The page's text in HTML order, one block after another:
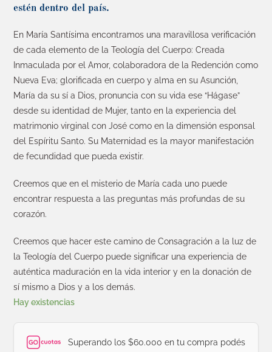
estén dentro del país.
En María Santísima encontramos una maravillosa verificación
de cada elemento de la Teología del Cuerpo: Creada
Inmaculada por el Amor, colaboradora de la Redención como
Nueva Eva; glorificada en cuerpo y alma en su Asunción,
María da su sí a Dios, pronuncia con su vida ese “Hágase”
desde su identidad de Mujer, tanto en la experiencia del
matrimonio virginal con José como en la dimensión esponsal
del Espíritu Santo. Su Maternidad es la mayor manifestación
de fecundidad que pueda existir.
Creemos que en el misterio de María cada uno puede
encontrar respuesta a las preguntas más profundas de su
corazón.
Creemos que hacer este camino de Consagración a la luz de
la Teología del Cuerpo puede significar una experiencia de
auténtica maduración en la vida interior y en la donación de
sí mismo a Dios y a los demás.
Hay existencias
Superando los $60.000 en tu compra podés